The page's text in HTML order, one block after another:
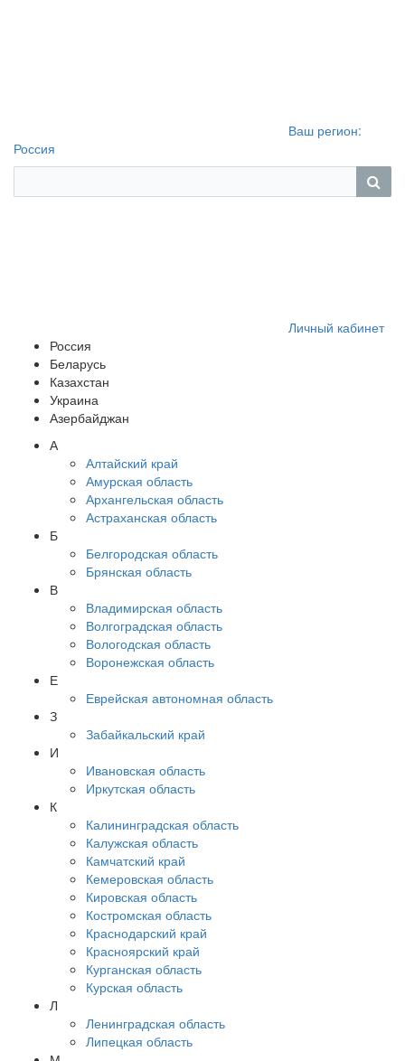
Ваш регион:
Россия
Личный кабинет
Россия
Беларусь
Казахстан
Украина
Азербайджан
А
Алтайский край
Амурская область
Архангельская область
Астраханская область
Б
Белгородская область
Брянская область
В
Владимирская область
Волгоградская область
Вологодская область
Воронежская область
Е
Еврейская автономная область
З
Забайкальский край
И
Ивановская область
Иркутская область
К
Калининградская область
Калужская область
Камчатский край
Кемеровская область
Кировская область
Костромская область
Краснодарский край
Красноярский край
Курганская область
Курская область
Л
Ленинградская область
Липецкая область